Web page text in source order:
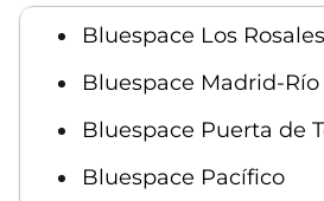
Bluespace Los
Bluespace Madrid-Río
Bluespace Puerta de
Bluespace Pacífico